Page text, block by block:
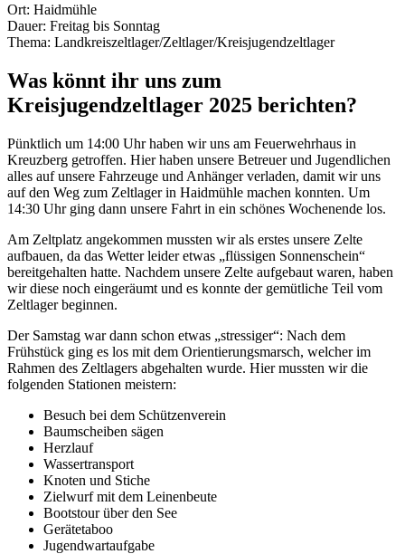
Ort: Haidmühle
Dauer: Freitag bis Sonntag
Thema: Landkreiszeltlager/Zeltlager/Kreisjugendzeltlager
Was könnt ihr uns zum
Kreisjugendzeltlager 2025 berichten?
Pünktlich um 14:00 Uhr haben wir uns am Feuerwehrhaus in
Kreuzberg getroffen. Hier haben unsere Betreuer und Jugendlichen
alles auf unsere Fahrzeuge und Anhänger verladen, damit wir uns
auf den Weg zum Zeltlager in Haidmühle machen konnten. Um
14:30 Uhr ging dann unsere Fahrt in ein schönes Wochenende los.
Am Zeltplatz angekommen mussten wir als erstes unsere Zelte
aufbauen, da das Wetter leider etwas „flüssigen Sonnenschein“
bereitgehalten hatte. Nachdem unsere Zelte aufgebaut waren, haben
wir diese noch eingeräumt und es konnte der gemütliche Teil vom
Zeltlager beginnen.
Der Samstag war dann schon etwas „stressiger“: Nach dem
Frühstück ging es los mit dem Orientierungsmarsch, welcher im
Rahmen des Zeltlagers abgehalten wurde. Hier mussten wir die
folgenden Stationen meistern:
Besuch bei dem Schützenverein
Baumscheiben sägen
Herzlauf
Wassertransport
Knoten und Stiche
Zielwurf mit dem Leinenbeute
Bootstour über den See
Gerätetaboo
Jugendwartaufgabe